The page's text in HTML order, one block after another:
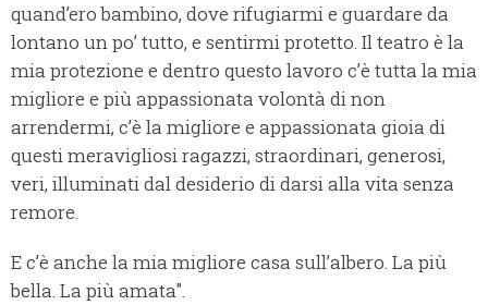
quand’ero bambino, dove rifugiarmi e guardare da
lontano un po’ tutto, e sentirmi protetto. Il teatro è la
mia protezione e dentro questo lavoro c’è tutta la mia
migliore e più appassionata volontà di non
arrendermi, c’è la migliore e appassionata gioia di
questi meravigliosi ragazzi, straordinari, generosi,
veri, illuminati dal desiderio di darsi alla vita senza
remore.
E c’è anche la mia migliore casa sull’albero. La più
bella. La più amata".